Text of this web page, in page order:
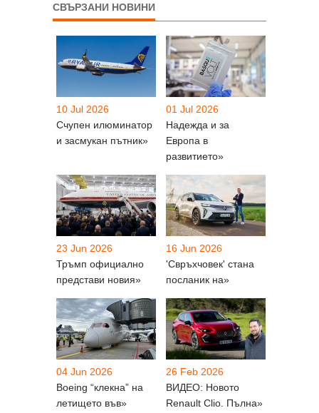
СВЪРЗАНИ НОВИНИ
10 Jul 2026
Счупен илюминатор
и засмукан пътник»
01 Jul 2026
Надежда и за
Европа в
развитието»
23 Jun 2026
Тръмп официално
представи новия»
16 Jun 2026
'Свръхчовек' стана
посланик на»
04 Jun 2026
Boeing “клекна” на
летището във»
26 Feb 2026
ВИДЕО: Новото
Renault Clio. Пълна»